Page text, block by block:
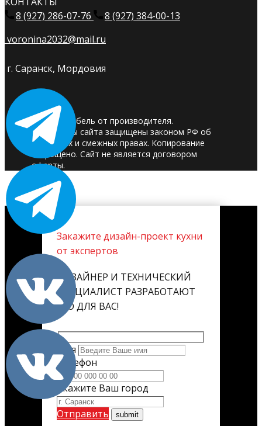
8 (927) 286-07-76
8 (927) 384-00-13
voronina2032@mail.ru
г. Саранск, Мордовия
© 2025. Мебель от производителя.
Материалы сайта защищены законом РФ об
авторских и смежных правах. Копирование
запрещено. Сайт не является договором
оферты.
Закажите дизайн-проект кухни
от экспертов
ДИЗАЙНЕР И ТЕХНИЧЕСКИЙ
СПЕЦИАЛИСТ РАЗРАБОТАЮТ
ЕГО ДЛЯ ВАС!
Имя
Телефон
Укажите Ваш город
Отправить